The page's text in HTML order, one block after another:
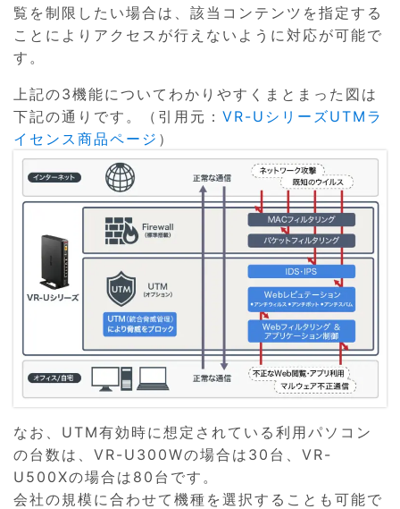
覧を制限したい場合は、該当コンテンツを指定する
ことによりアクセスが行えないように対応が可能で
す。
上記の3機能についてわかりやすくまとまった図は
下記の通りです。（引用元： VR-UシリーズUTMラ
イセンス商品ページ ）
なお、UTM有効時に想定されている利用パソコン
の台数は、VR-U300Wの場合は30台、VR-
U500Xの場合は80台です。
会社の規模に合わせて機種を選択することも可能で